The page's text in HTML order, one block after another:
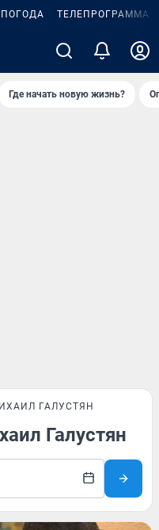
ПОГОДА ТЕЛЕПРОГРАММА
Где начать новую жизнь?
ГАЛУСТЯН
Галустян